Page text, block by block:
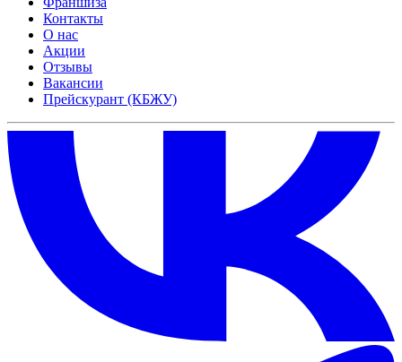
Контакты
О нас
Акции
Отзывы
Вакансии
Прейскурант (КБЖУ)